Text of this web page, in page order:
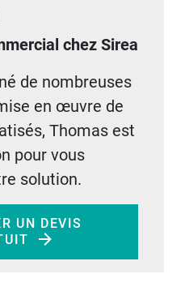
chez Sirea
de nombreuses
en œuvre de
Thomas est
pour vous
solution.
UN DEVIS